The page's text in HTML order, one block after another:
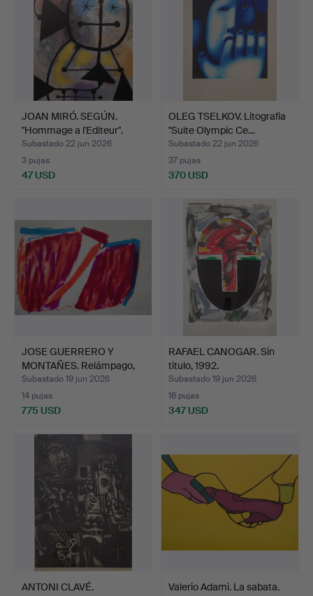
JOAN MIRÓ. SEGÚN.
"Hommage a l'Editeur".
Subastado 22 jun 2026
3 pujas
47 USD
OLEG TSELKOV. Litografia
"Suite Olympic Ce…
Subastado 22 jun 2026
37 pujas
370 USD
JOSE GUERRERO Y
MONTAÑES. Relámpago,
982.
Subastado 19 jun 2026
14 pujas
775 USD
RAFAEL CANOGAR. Sin
titulo, 1992.
Subastado 19 jun 2026
16 pujas
347 USD
ANTONI CLAVÉ.
Valerio Adami. La sabata.